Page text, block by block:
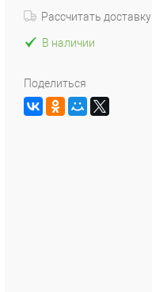
Рассчитать доставку
В наличии
Поделиться